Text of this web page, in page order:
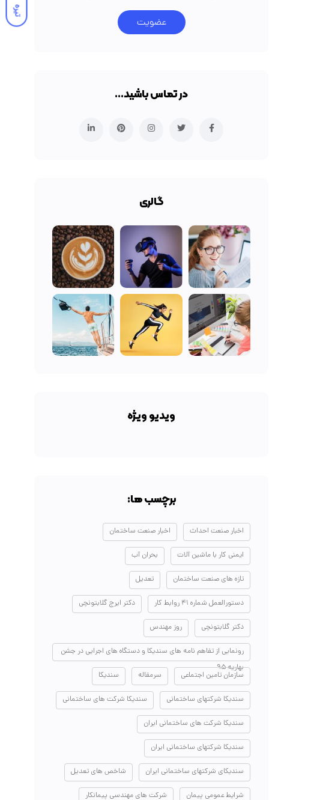
تیره
عضویت
در تماس باشید…
گالری
ویدیو ویژه
برچسب ها:
اخبار صنعت احداث اخبار صنعت ساختمان
ایمنی کار با ماشین آلات بحران آب
تازه های صنعت ساختمان تعدیل
دستورالعمل شماره ۴۱ روابط کار دکتر ایرج گلابتونچی
دکتر گلابتونچی روز مهندس
رونمایی از تفاهم نامه های سندیکا و دستگاه های اجرایی در جشن
بهاریه ۹۵
سازمان تامین اجتماعی سرمقاله سندیکا
سندیکا شرکتهای ساختمانی سندیکا شرکت های ساختمانی
سندیکا شرکت های ساختمانی ایران
سندیکا شرکتهای ساختمانی ایران
سندیکای شرکتهای ساختمانی ایران شاخص های تعدیل
شرایط عمومی پیمان شرکت های مهندسی پیمانکار